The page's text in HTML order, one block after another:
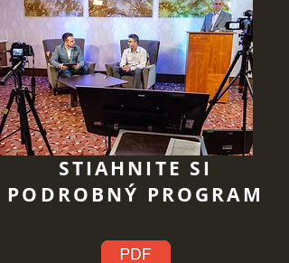
STIAHNITE SI
PODROBNÝ PROGRAM